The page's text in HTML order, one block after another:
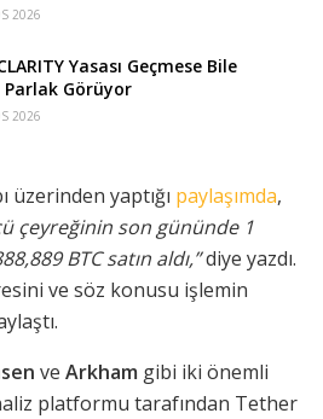
2026
Yasası Geçmese Bile
Görüyor
2026
üzerinden yaptığı paylaşımda,
çeyreğinin son gününde 1
BTC satın aldı,”diye yazdı.
ve söz konusu işlemin
ve Arkham gibi iki önemli
platformu tarafından Tether